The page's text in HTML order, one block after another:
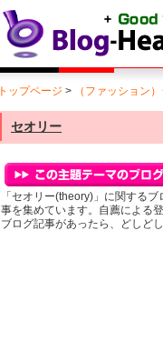
トップページ > （ファッション
セオリー
「セオリー(theory)」に関する
事を集めています。自薦による
ブログ記事があったら、どしど